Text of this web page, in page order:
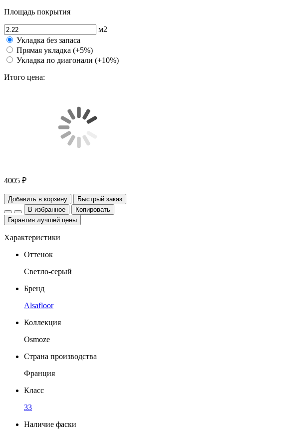
Площадь покрытия
м2
Укладка без запаса
Прямая укладка (+5%)
Укладка по диагонали (+10%)
Итого цена:
4005 ₽
Добавить в корзину
Быстрый заказ
В избранное
Копировать
Гарантия лучшей цены
Характеристики
Оттенок
Светло-серый
Бренд
Alsafloor
Коллекция
Osmoze
Страна производства
Франция
Класс
33
Наличие фаски